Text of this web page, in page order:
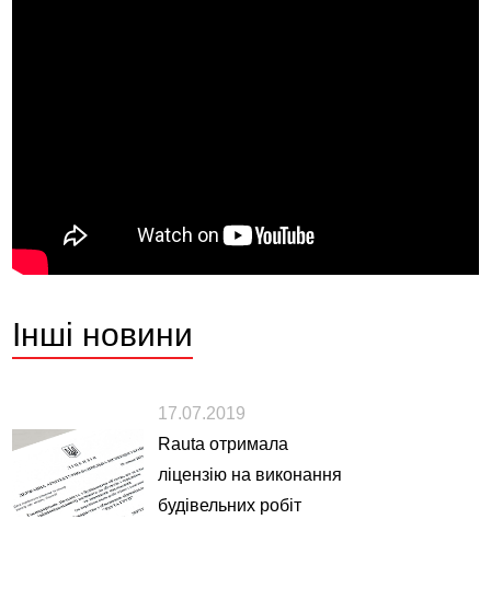
Інші новини
17.07.2019
Rauta отримала
ліцензію на виконання
будівельних робіт